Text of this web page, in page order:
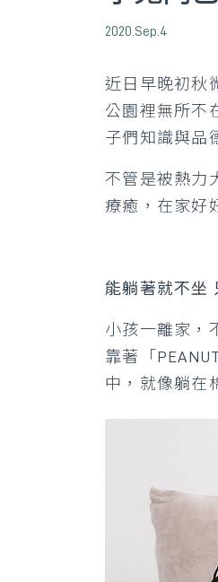
2020.Sep.4
近日早晚初秋
公園裡無所不
子們知識與品
不管是被熱力
療癒，在家好
能躺著就不坐
小孩一離家，
靠著「
中，就像躺在